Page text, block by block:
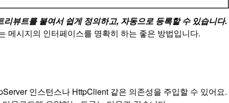
뷰트를 붙여서 쉽게 정의하고, 자동으로 등록할 수 있습니다.
메시지의 인터페이스를 명확히 하는 좋은 방법입니다.
인스턴스나 HttpClient 같은 의존성을 주입할 수 있어요.